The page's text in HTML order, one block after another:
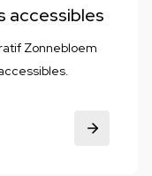
accessibles
Zonnebloem